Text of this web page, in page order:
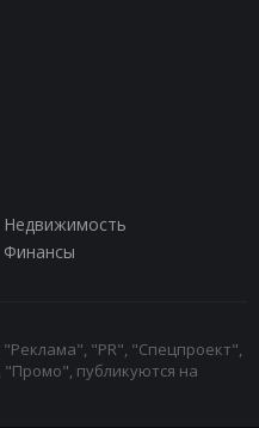
Недвижимость
Финансы
"PR", "Спецпроект",
публикуются на